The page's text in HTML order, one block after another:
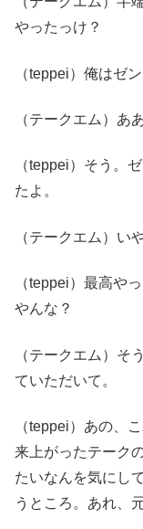
やったっけ？
（teppei）俺はゼ
（テークエム）あ
（teppei）そう。
たよ。
（テークエム）い
（teppei）最高や
やんな？
（テークエム）そ
ていただいて。
（teppei）あの、
来上がったテーク
たいなんを気にし
うところ。あれ、